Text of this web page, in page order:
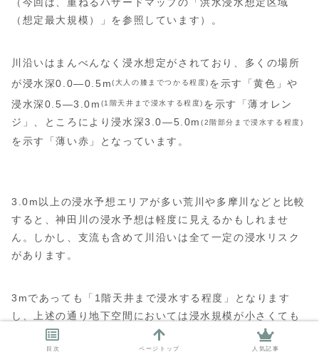
（今回は、重ねるハザードマップの「洪水浸水想定区域
（想定最大規模）」を参照しています）。
川沿いはまんべんなく浸水想定がされており、多くの場所
が浸水深0.0―0.5m(大人の膝までつかる程度) を示す「黄色」や
浸水深0.5―3.0m (1階天井まで浸水する程度) を示す「薄オレン
ジ」、ところにより浸水深3.0―5.0m (2階部分まで浸水する程度)
を示す「薄い赤」となっています。
3.0m以上の浸水予想エリアが多い荒川や多摩川などと比較
すると、神田川の浸水予想は軽度に見えるかもしれませ
ん。しかし、支流も含めて川沿いは全て一定の浸水リスク
があります。
3mであっても「1階天井まで浸水する程度」となります
し、上述の通り地下空間においては浸水規模が小さくても
被害が出やすいため、油断してはいけません。しっかりと
水害リスクを把握し、適切な対策をしておく必要のあるエ
目次 ページトップ 人気記事